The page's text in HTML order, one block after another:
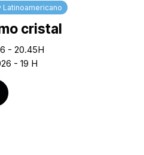
Latinoamericano
cristal
- 20.45H
- 19 H